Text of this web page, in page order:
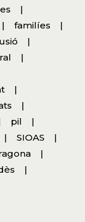
familíes
pil
SIOAS